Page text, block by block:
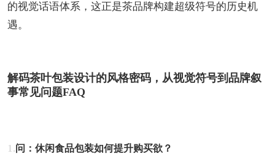
的视觉话语体系，这正是茶品牌构建超级符号的历史机
遇。
解码茶叶包装设计的风格密码，从视觉符号到品牌叙
事常见问题FAQ
1.问：休闲食品包装如何提升购买欲？